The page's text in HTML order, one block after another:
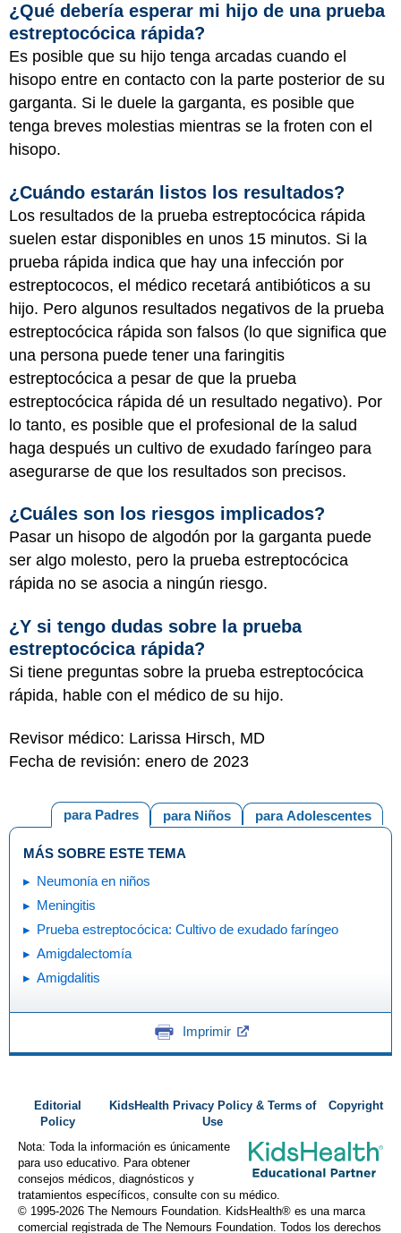
¿Qué debería esperar mi hijo de una prueba
estreptocócica rápida?
Es posible que su hijo tenga arcadas cuando el
hisopo entre en contacto con la parte posterior de su
garganta. Si le duele la garganta, es posible que
tenga breves molestias mientras se la froten con el
hisopo.
¿Cuándo estarán listos los resultados?
Los resultados de la prueba estreptocócica rápida
suelen estar disponibles en unos 15 minutos. Si la
prueba rápida indica que hay una infección por
estreptococos, el médico recetará antibióticos a su
hijo. Pero algunos resultados negativos de la prueba
estreptocócica rápida son falsos (lo que significa que
una persona puede tener una faringitis
estreptocócica a pesar de que la prueba
estreptocócica rápida dé un resultado negativo). Por
lo tanto, es posible que el profesional de la salud
haga después un cultivo de exudado faríngeo para
asegurarse de que los resultados son precisos.
¿Cuáles son los riesgos implicados?
Pasar un hisopo de algodón por la garganta puede
ser algo molesto, pero la prueba estreptocócica
rápida no se asocia a ningún riesgo.
¿Y si tengo dudas sobre la prueba
estreptocócica rápida?
Si tiene preguntas sobre la prueba estreptocócica
rápida, hable con el médico de su hijo.
Revisor médico: Larissa Hirsch, MD
Fecha de revisión: enero de 2023
para Adolescentes
para Niños
para Padres
MÁS SOBRE ESTE TEMA
Neumonía en niños
Meningitis
Prueba estreptocócica: Cultivo de exudado faríngeo
Amigdalectomía
Amigdalitis
Imprimir
Editorial
Policy
KidsHealth Privacy Policy & Terms of
Use
Copyright
Nota: Toda la información es únicamente
para uso educativo. Para obtener
consejos médicos, diagnósticos y
tratamientos específicos, consulte con su médico.
© 1995-2026 The Nemours Foundation. KidsHealth® es una marca
comercial registrada de The Nemours Foundation. Todos los derechos